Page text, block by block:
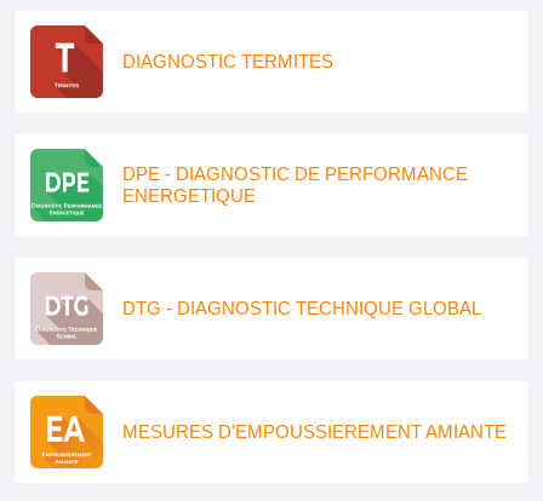
DIAGNOSTIC TERMITES
DPE - DIAGNOSTIC DE PERFORMANCE
ENERGETIQUE
DTG - DIAGNOSTIC TECHNIQUE GLOBAL
MESURES D'EMPOUSSIEREMENT AMIANTE